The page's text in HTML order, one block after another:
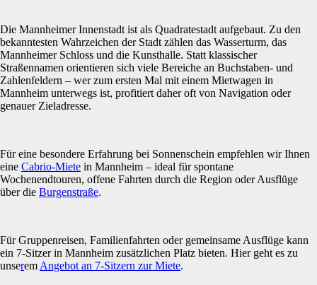
Die Mannheimer Innenstadt ist als Quadratestadt aufgebaut. Zu den
bekanntesten Wahrzeichen der Stadt zählen das Wasserturm, das
Mannheimer Schloss und die Kunsthalle. Statt klassischer
Straßennamen orientieren sich viele Bereiche an Buchstaben- und
Zahlenfeldern – wer zum ersten Mal mit einem Mietwagen in
Mannheim unterwegs ist, profitiert daher oft von Navigation oder
genauer Zieladresse.
Für eine besondere Erfahrung bei Sonnenschein empfehlen wir Ihnen
eine Cabrio-Miete in Mannheim – ideal für spontane
Wochenendtouren, offene Fahrten durch die Region oder Ausflüge
über die Burgenstraße.
Für Gruppenreisen, Familienfahrten oder gemeinsame Ausflüge kann
ein 7-Sitzer in Mannheim zusätzlichen Platz bieten. Hier geht es zu
unserem Angebot an 7-Sitzern zur Miete.